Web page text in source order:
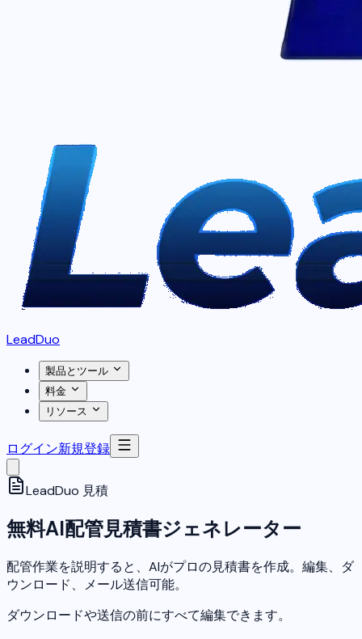
LeadDuo
製品とツール
料金
リソース
ログイン新規登録
LeadDuo 見積
無料AI配管見積書ジェネレーター
配管作業を説明すると、AIがプロの見積書を作成。編集、ダ
ウンロード、メール送信可能。
ダウンロードや送信の前にすべて編集できます。